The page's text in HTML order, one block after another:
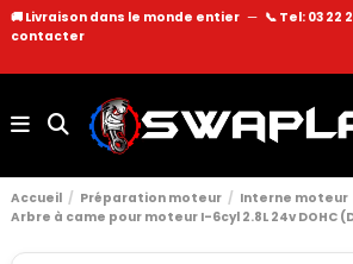
🚚 Livraison dans le monde entier — 📞 Tel: 03 22
contacter
Accueil Préparation moteur Interne moteur
Arbre à came pour moteur I-6cyl 2.8L 24v DOHC